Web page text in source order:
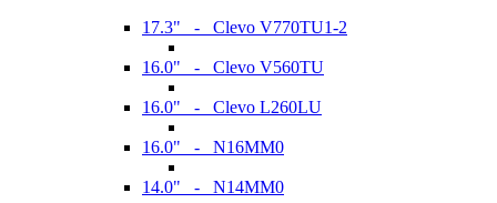
17.3" - Clevo V770TU1-2
16.0" - Clevo V560TU
16.0" - Clevo L260LU
16.0" - N16MM0
14.0" - N14MM0